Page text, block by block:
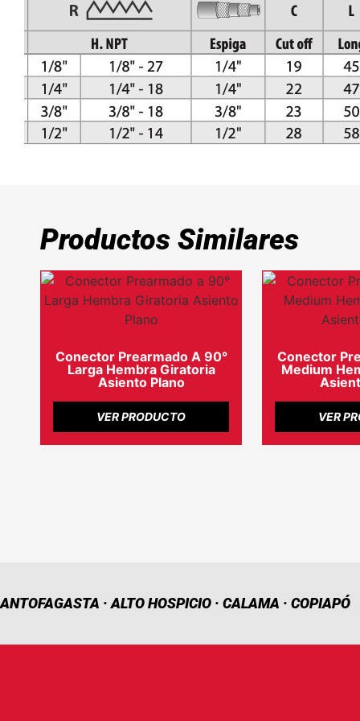
Productos Similares
Conector Prearmado A 90°
Larga Hembra Giratoria
Asiento Plano
VER PRODUCTO
Conector
Medium
VER
ANTOFAGASTA · ALTO HOSPICIO · CALAMA · COPIAPÓ